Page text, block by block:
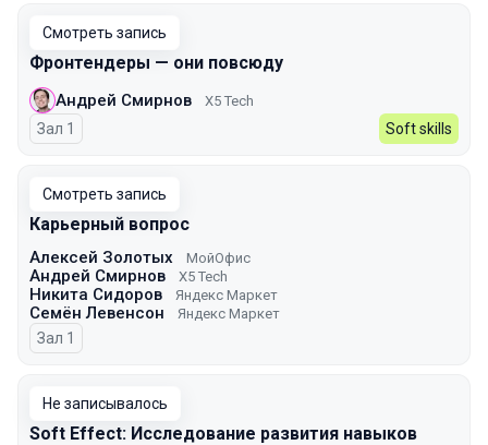
Смотреть запись
Фронтендеры — они повсюду
Андрей Смирнов X5 Tech
Зал 1 Soft skills
Смотреть запись
Карьерный вопрос
Алексей Золотых МойОфис
Андрей Смирнов X5 Tech
Никита Сидоров Яндекс Маркет
Семён Левенсон Яндекс Маркет
Зал 1
Не записывалось
Soft Effect: Исследование развития навыков